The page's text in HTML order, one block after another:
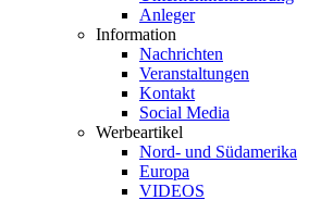
Anleger
Information
Nachrichten
Veranstaltungen
Kontakt
Social Media
Werbeartikel
Nord- und Südamerika
Europa
VIDEOS